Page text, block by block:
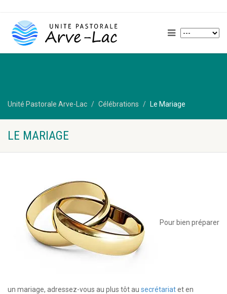
Unité Pastorale Arve-Lac Célébrations Le Mariage
LE MARIAGE
Pour bien préparer
un mariage, adressez-vous au plus tôt au secrétariatet en